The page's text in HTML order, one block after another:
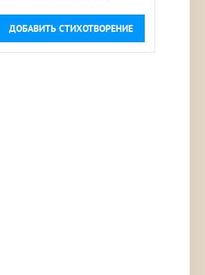
ДОБАВИТЬ СТИХОТВОРЕНИЕ